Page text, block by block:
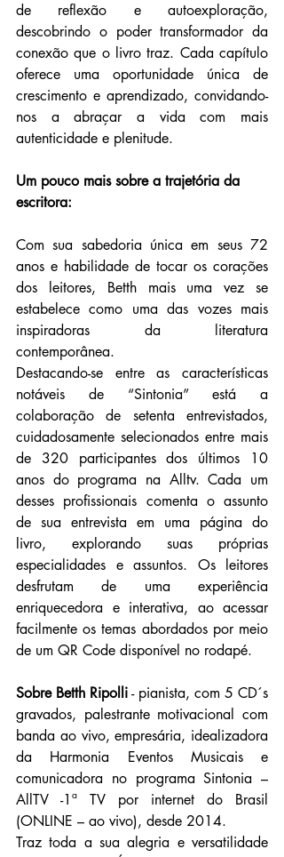
de reflexão e autoexploração,
descobrindo o poder transformador da
conexão que o livro traz. Cada capítulo
oferece uma oportunidade única de
crescimento e aprendizado, convidando-
nos a abraçar a vida com mais
autenticidade e plenitude.
Um pouco mais sobre a trajetória da
escritora:
Com sua sabedoria única em seus 72
anos e habilidade de tocar os corações
dos leitores, Betth mais uma vez se
estabelece como uma das vozes mais
inspiradoras da literatura
contemporânea.
Destacando-se entre as características
notáveis de “Sintonia” está a
colaboração de setenta entrevistados,
cuidadosamente selecionados entre mais
de 320 participantes dos últimos 10
anos do programa na Alltv. Cada um
desses profissionais comenta o assunto
de sua entrevista em uma página do
livro, explorando suas próprias
especialidades e assuntos. Os leitores
desfrutam de uma experiência
enriquecedora e interativa, ao acessar
facilmente os temas abordados por meio
de um QR Code disponível no rodapé.
Sobre Betth Ripolli - pianista, com 5 CD´s
gravados, palestrante motivacional com
banda ao vivo, empresária, idealizadora
da Harmonia Eventos Musicais e
comunicadora no programa Sintonia –
AllTV -1ª TV por internet do Brasil
(ONLINE – ao vivo), desde 2014.
Traz toda a sua alegria e versatilidade